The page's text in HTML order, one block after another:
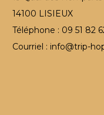
14100 LISIEUX
Téléphone : 09 51 82
Courriel : info@trip-